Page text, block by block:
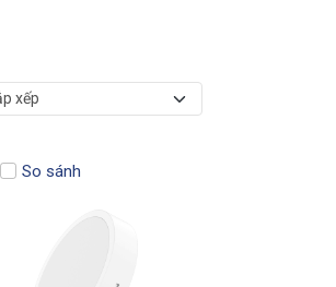
So sánh